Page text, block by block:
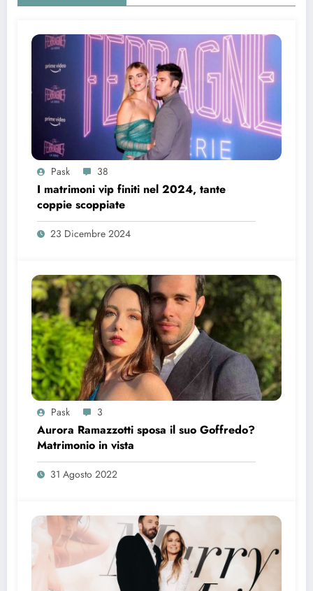
Pask 38
I matrimoni vip finiti nel 2024, tante
coppie scoppiate
23 Dicembre 2024
Pask 3
Aurora Ramazzotti sposa il suo Goffredo?
Matrimonio in vista
31 Agosto 2022